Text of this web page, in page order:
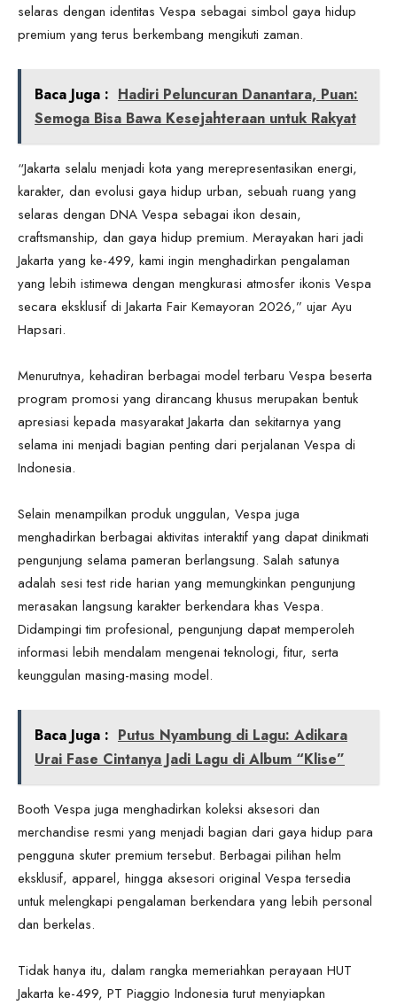
selaras dengan identitas Vespa sebagai simbol gaya hidup
premium yang terus berkembang mengikuti zaman.
Baca Juga : Hadiri Peluncuran Danantara, Puan:
Semoga Bisa Bawa Kesejahteraan untuk Rakyat
“Jakarta selalu menjadi kota yang merepresentasikan energi,
karakter, dan evolusi gaya hidup urban, sebuah ruang yang
selaras dengan DNA Vespa sebagai ikon desain,
craftsmanship, dan gaya hidup premium. Merayakan hari jadi
Jakarta yang ke-499, kami ingin menghadirkan pengalaman
yang lebih istimewa dengan mengkurasi atmosfer ikonis Vespa
secara eksklusif di Jakarta Fair Kemayoran 2026,” ujar Ayu
Hapsari.
Menurutnya, kehadiran berbagai model terbaru Vespa beserta
program promosi yang dirancang khusus merupakan bentuk
apresiasi kepada masyarakat Jakarta dan sekitarnya yang
selama ini menjadi bagian penting dari perjalanan Vespa di
Indonesia.
Selain menampilkan produk unggulan, Vespa juga
menghadirkan berbagai aktivitas interaktif yang dapat dinikmati
pengunjung selama pameran berlangsung. Salah satunya
adalah sesi test ride harian yang memungkinkan pengunjung
merasakan langsung karakter berkendara khas Vespa.
Didampingi tim profesional, pengunjung dapat memperoleh
informasi lebih mendalam mengenai teknologi, fitur, serta
keunggulan masing-masing model.
Baca Juga : Putus Nyambung di Lagu: Adikara
Urai Fase Cintanya Jadi Lagu di Album “Klise”
Booth Vespa juga menghadirkan koleksi aksesori dan
merchandise resmi yang menjadi bagian dari gaya hidup para
pengguna skuter premium tersebut. Berbagai pilihan helm
eksklusif, apparel, hingga aksesori original Vespa tersedia
untuk melengkapi pengalaman berkendara yang lebih personal
dan berkelas.
Tidak hanya itu, dalam rangka memeriahkan perayaan HUT
Jakarta ke-499, PT Piaggio Indonesia turut menyiapkan